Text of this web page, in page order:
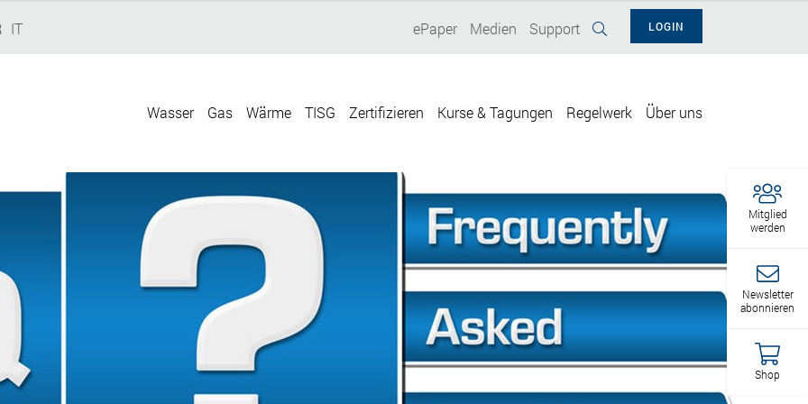
Mitglied
werden
Newsletter
abonnieren
Shop
IT LOGIN
ePaper Medien Support
Wasser Gas Wärme TISG Zertifizieren Kurse & Tagungen Regelwerk Über uns